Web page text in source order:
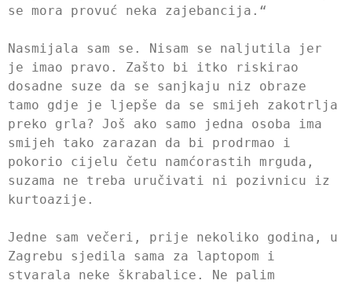
se mora provuć neka zajebancija.“
Nasmijala sam se. Nisam se naljutila jer
je imao pravo. Zašto bi itko riskirao
dosadne suze da se sanjkaju niz obraze
tamo gdje je ljepše da se smijeh zakotrlja
preko grla? Još ako samo jedna osoba ima
smijeh tako zarazan da bi prodrmao i
pokorio cijelu četu namćorastih mrguda,
suzama ne treba uručivati ni pozivnicu iz
kurtoazije.
Jedne sam večeri, prije nekoliko godina, u
Zagrebu sjedila sama za laptopom i
stvarala neke škrabalice. Ne palim